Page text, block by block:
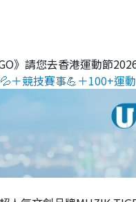
》請您去香港運動節
＋競技賽事💪＋100+運